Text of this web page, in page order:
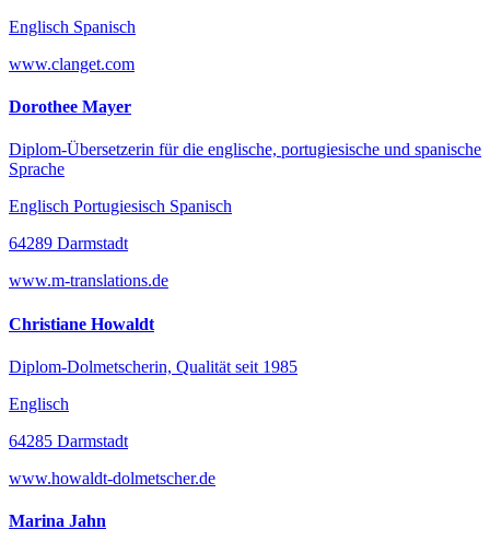
Englisch Spanisch
www.clanget.com
Dorothee Mayer
Diplom-Übersetzerin für die englische, portugiesische und spanische
Sprache
Englisch Portugiesisch Spanisch
64289 Darmstadt
www.m-translations.de
Christiane Howaldt
Diplom-Dolmetscherin, Qualität seit 1985
Englisch
64285 Darmstadt
www.howaldt-dolmetscher.de
Marina Jahn